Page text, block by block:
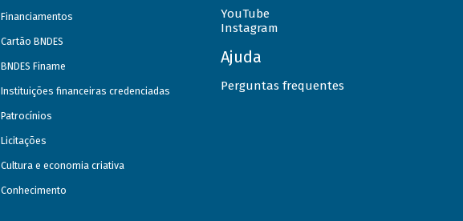
Financiamentos
Cartão BNDES
BNDES Finame
Instituições financeiras credenciadas
Patrocínios
Licitações
Cultura e economia criativa
Conhecimento
YouTube
Instagram
Ajuda
Perguntas frequentes